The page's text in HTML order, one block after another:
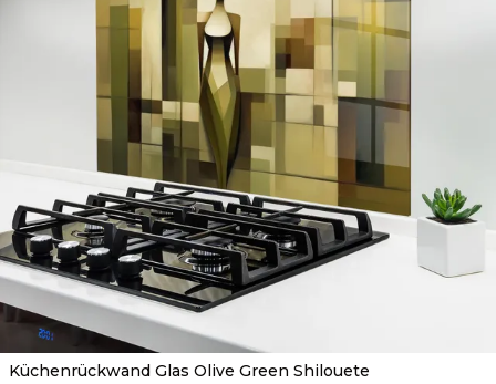
Küchenrückwand Glas Olive Green Shilouete